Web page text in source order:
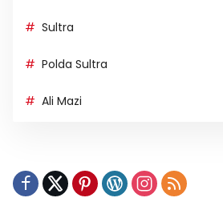
Sultra
Polda Sultra
Ali Mazi